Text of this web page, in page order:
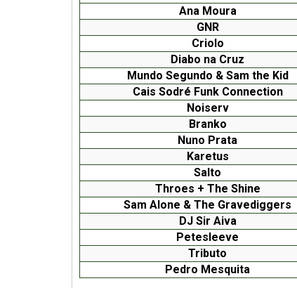
Ana Moura
GNR
Criolo
Diabo na Cruz
Mundo Segundo & Sam the Kid
Cais Sodré Funk Connection
Noiserv
Branko
Nuno Prata
Karetus
Salto
Throes + The Shine
Sam Alone & The Gravediggers
DJ Sir Aiva
Petesleeve
Tributo
Pedro Mesquita